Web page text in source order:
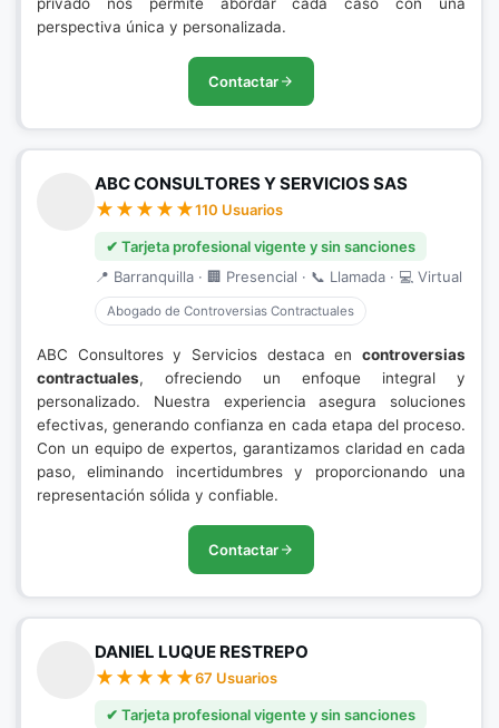
perspectiva única y personalizada.
Contactar
ABC CONSULTORES Y SERVICIOS SAS
110 Usuarios
✔ Tarjeta profesional vigente y sin sanciones
📍 Barranquilla · 🏢 Presencial · 📞 Llamada · 💻 Virtual
Abogado de Controversias Contractuales
ABC Consultores y Servicios destaca en controversias
contractuales, ofreciendo un enfoque integral y
personalizado. Nuestra experiencia asegura soluciones
efectivas, generando confianza en cada etapa del proceso.
Con un equipo de expertos, garantizamos claridad en cada
paso, eliminando incertidumbres y proporcionando una
representación sólida y confiable.
Contactar
DANIEL LUQUE RESTREPO
67 Usuarios
✔ Tarjeta profesional vigente y sin sanciones